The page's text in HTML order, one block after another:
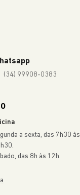
(34) 99908-0383
a sexta, das 7h30 às
das 8h às 12h.